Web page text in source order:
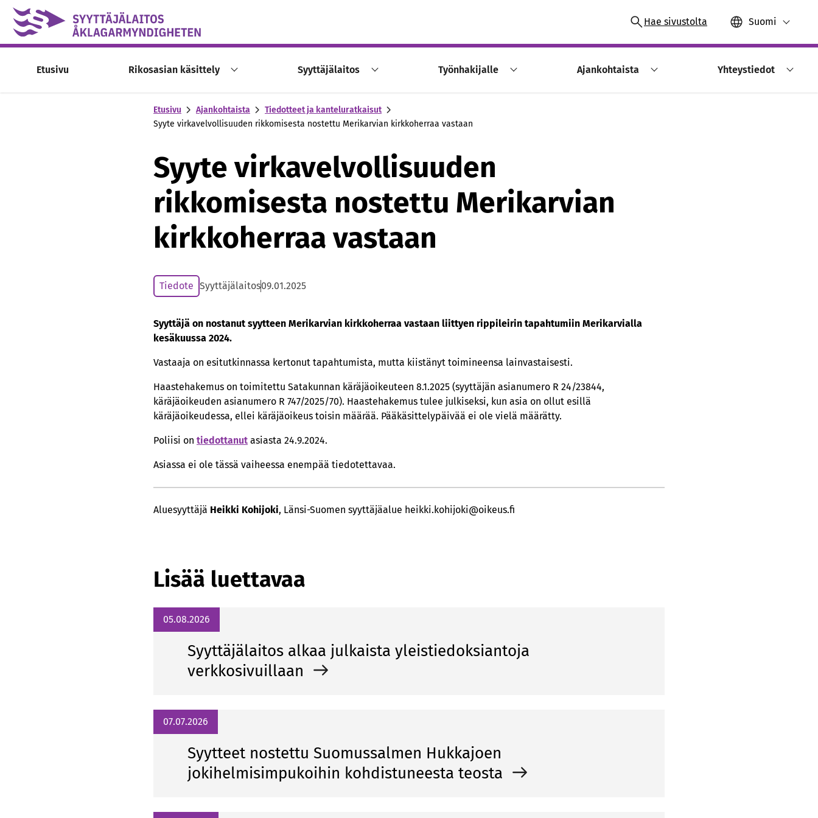
Skip to content -saavutettavuusohje
Hae sivustolta Suomi
Etusivu Rikosasian käsittely Syyttäjälaitos Työnhakijalle Ajankohtaista Yhteystiedot
Etusivu Ajankohtaista
Tiedotteet ja kanteluratkaisut
Syyte virkavelvollisuuden rikkomisesta nostettu Merikarvian kirkkoherraa vastaan
Syyte virkavelvollisuuden
rikkomisesta nostettu Merikarvian
kirkkoherraa vastaan
Tiedote Syyttäjälaitos09.01.2025
Syyttäjä on nostanut syytteen Merikarvian kirkkoherraa vastaan liittyen rippileirin tapahtumiin Merikarvialla
kesäkuussa 2024.
Vastaaja on esitutkinnassa kertonut tapahtumista, mutta kiistänyt toimineensa lainvastaisesti.
Haastehakemus on toimitettu Satakunnan käräjäoikeuteen 8.1.2025 (syyttäjän asianumero R 24/23844,
käräjäoikeuden asianumero R 747/2025/70). Haastehakemus tulee julkiseksi, kun asia on ollut esillä
käräjäoikeudessa, ellei käräjäoikeus toisin määrää. Pääkäsittelypäivää ei ole vielä määrätty.
Poliisi on tiedottanut asiasta 24.9.2024.
Asiassa ei ole tässä vaiheessa enempää tiedotettavaa.
Aluesyyttäjä Heikki Kohijoki, Länsi-Suomen syyttäjäalue heikki.kohijoki@oikeus.fi
Lisää luettavaa
05.08.2026
Syyttäjälaitos alkaa julkaista yleistiedoksiantoja
verkkosivuillaan
07.07.2026
Syytteet nostettu Suomussalmen Hukkajoen
jokihelmisimpukoihin kohdistuneesta teosta